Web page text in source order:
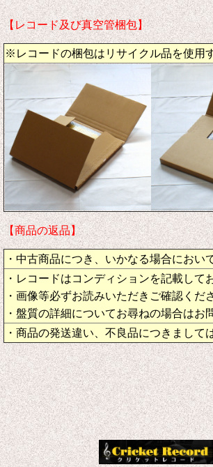
【レコード及び真空管梱包】
※レコードの梱包はリサイクル品を使用
【商品の返品】
・中古商品につき、いかなる場合にお
・レコードはコンディションを記載し
・画像等必ずお読みいただきご確認くだ
・盤質の詳細についてお尋ねの場合はお
・商品の発送違い、不良品につきまして